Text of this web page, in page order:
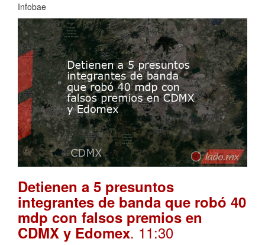
Infobae
Detienen a 5 presuntos
integrantes de banda que robó 40
mdp con falsos premios en
CDMX y Edomex. 11:30